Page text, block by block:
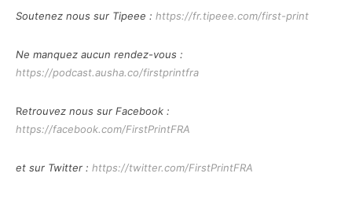
Soutenez nous sur Tipeee : https://fr.tipeee.com/first-print
Ne manquez aucun rendez-vous :
https://podcast.ausha.co/firstprintfra
Retrouvez nous sur Facebook :
https://facebook.com/FirstPrintFRA
et sur Twitter : https://twitter.com/FirstPrintFRA